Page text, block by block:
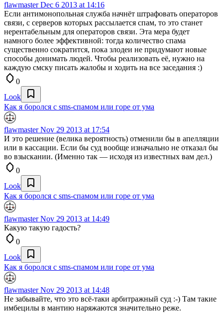
flawmasterDec 6 2013 at 14:16
Если антимонопольная служба начнёт штрафовать операторов
связи, с серверов которых рассылается спам, то это станет
нерентабельным для операторов связи. Эта мера будет
намного более эффективной: тогда количество спама
существенно сократится, пока злодеи не придумают новые
способы донимать людей. Чтобы реализовать её, нужно на
каждую смску писать жалобы и ходить на все заседания :)
0
Look
Как я боролся с sms-спамом или горе от ума
flawmasterNov 29 2013 at 17:54
И это решение (велика вероятность) отменили бы в апелляции
или в кассации. Если бы суд вообще изначально не отказал бы
во взыскании. (Именно так — исходя из известных вам дел.)
0
Look
Как я боролся с sms-спамом или горе от ума
flawmasterNov 29 2013 at 14:49
Какую такую гадость?
0
Look
Как я боролся с sms-спамом или горе от ума
flawmasterNov 29 2013 at 14:48
Не забывайте, что это всё-таки арбитражный суд :-) Там такие
имбецилы в мантию наряжаются значительно реже.